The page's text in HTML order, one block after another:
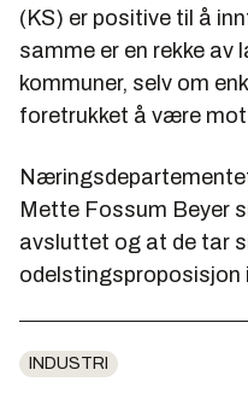
(KS) er positive til å
samme er en rekke av
kommuner, selv om
foretrukket å være
Mette Fossum Beyer
avsluttet og at de tar
odelstingsproposisjon
INDUSTRI